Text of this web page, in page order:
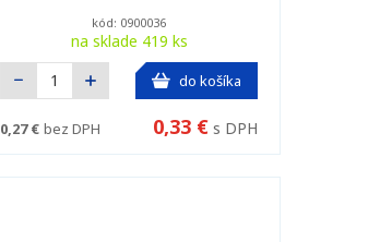
kód: 0900036
na sklade 419 ks
do košíka
0,27 € bez DPH 0,33 € s DPH